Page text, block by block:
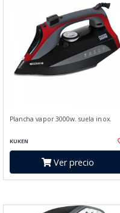
Plancha vapor 3000w. suela inox.
KUKEN
Ver precio